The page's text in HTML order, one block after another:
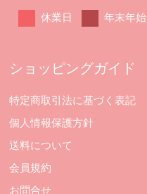
休業日 年末年始
ショッピングガイド
特定商取引法に基づく表記
個人情報保護方針
送料について
会員規約
お問合せ